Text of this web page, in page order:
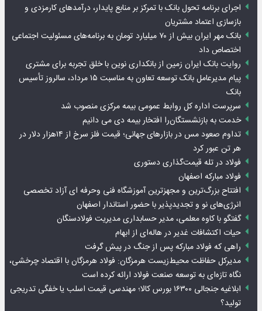
اجرای برنامه تحول بانک با تمرکز بر منابع پایدار، درآمدهای کارمزدی و
بازسازی اعتماد مشتریان
بانک مهر ایران بیش از ۷۰ میلیارد تومان به برنامه‌های مسئولیت اجتماعی
اختصاص داد
روایت بانک ایران زمین از بانکداری نوین با خلق تجربه برای مشتری
پیام مدیرعامل بانک توسعه تعاون به مناسبت ۱۵ مرداد، سالروز تأسیس
بانک
سرپرست اداره کل روابط عمومی بیمه مرکزی منصوب شد
خدمت به بازنشستگان‌را افتخار بیمه دی می دانیم
تداوم صعود مس در بازارهای جهانی؛ قیمت فلز سرخ از ۱۴هزار دلار در
هر تن عبور کرد
فولاد در تله قیمت‌گذاری دستوری
فولاد مبارکه اصفهان
افتتاح بزرگ‌ترین و مجهزترین آموزشگاه فنی وحرفه ای آزاد تخصصی
انرژی‌های نو و تجدیدپذیر با حضور استاندار اصفهان
گفتگو با کاوه معلمی، مدیر حسابداری مدیریت فولادسنگان
حیات اکتشافات غدیر در هاله‌ای از ابهام
راهی که فولاد مبارکه پس از جنگ در پیش گرفت
مدیرکل حفاظت محیط‌زیست هرمزگان: فولاد هرمزگان با اقتصاد چرخشی،
نگاه تازه‌ای به توسعه صنعت فولاد ارائه کرده است
ابلاغیه جنجالی ۱۶۳۰۰ بورس کالا؛ مهندسی قیمت اسلب یا خفگی تدریجی
تولید؟